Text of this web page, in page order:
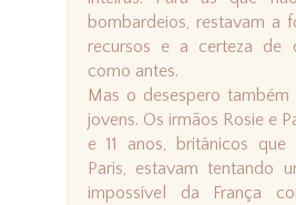
bombardeios, restavam a
recursos e a certeza de
como antes.
Mas o desespero também
jovens. Os irmãos Rosie e
e 11 anos, britânicos que
Paris, estavam tentando
impossível da França